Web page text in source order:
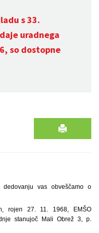
s 33.
uradnega
so dostopne
vas obveščamo o
rojen 27. 11. 1968, EMŠO
stanujoč Mali Obrež 3, p.